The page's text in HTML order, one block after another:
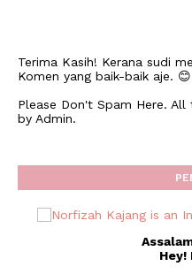
Terima Kasih! Kerana sudi
Komen yang baik-baik aje.
Please Don't Spam Here.
by Admin.
Hey!